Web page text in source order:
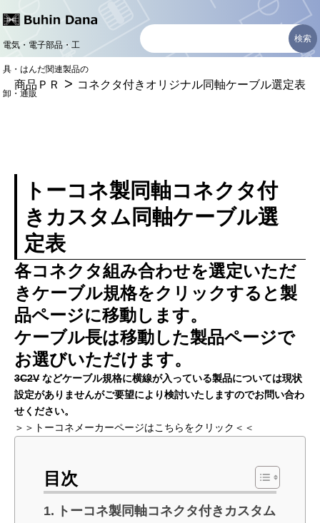
コ
テ
電気・電子部品・工
具・はんだ関連製品の
卸・通販
商品ＰＲ > コネクタ付きオリジナル同軸ケーブル選定表
トーコネ製同軸コネクタ付
きカスタム同軸ケーブル選
定表
各コネクタ組み合わせを選定いただ
きケーブル規格をクリックすると製
品ページに移動します。
ケーブル長は移動した製品ページで
お選びいただけます。
3C2V などケーブル規格に横線が入っている製品については現状
設定がありませんがご要望により検討いたしますのでお問い合わ
せください。
＞＞ トーコネメーカーページはこちらをクリック ＜＜
目次
トーコネ製同軸コネクタ付きカスタム